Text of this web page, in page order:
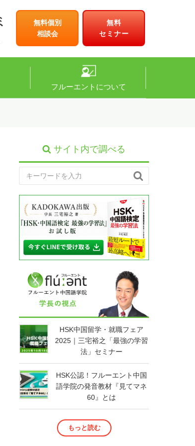
無料個別
相談会
無料
セミナー
フルーエントについて
サイト内で調べる

HSK中国留学・就職フェア
2025｜三宅裕之「最強の学習
法」セミナー
HSK公認！フルーエント中国
語学院の発音教材『見てマネ
60』とは
もっと読む